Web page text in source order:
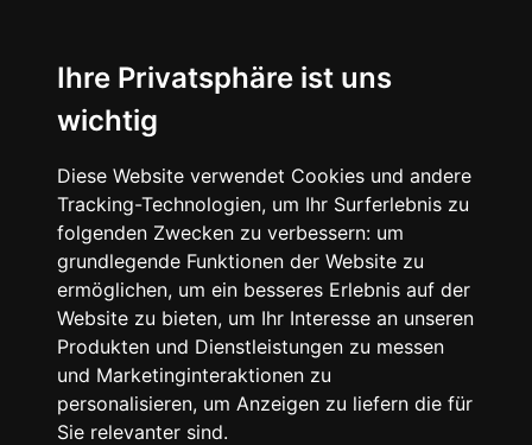
Ihre Privatsphäre ist uns
wichtig
Diese Website verwendet Cookies und andere
Tracking-Technologien, um Ihr Surferlebnis zu
folgenden Zwecken zu verbessern: um
grundlegende Funktionen der Website zu
ermöglichen, um ein besseres Erlebnis auf der
Website zu bieten, um Ihr Interesse an unseren
Produkten und Dienstleistungen zu messen
und Marketinginteraktionen zu
personalisieren, um Anzeigen zu liefern die für
Sie relevanter sind.